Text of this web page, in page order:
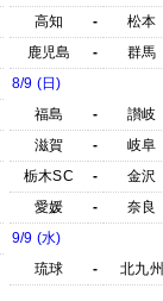
高知
- 松本
鹿児島
- 群馬
8/9 (日)
福島
- 讃岐
滋賀
- 岐阜
栃木SC
- 金沢
愛媛
- 奈良
9/9 (水)
琉球
- 北九州